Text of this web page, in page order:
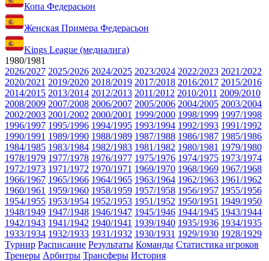
Копа Федерасьон
Женская Примера Федерасьон
Kings League (медиалига)
1980/1981
2026/2027 2025/2026 2024/2025 2023/2024 2022/2023 2021/2022
2020/2021 2019/2020 2018/2019 2017/2018 2016/2017 2015/2016
2014/2015 2013/2014 2012/2013 2011/2012 2010/2011 2009/2010
2008/2009 2007/2008 2006/2007 2005/2006 2004/2005 2003/2004
2002/2003 2001/2002 2000/2001 1999/2000 1998/1999 1997/1998
1996/1997 1995/1996 1994/1995 1993/1994 1992/1993 1991/1992
1990/1991 1989/1990 1988/1989 1987/1988 1986/1987 1985/1986
1984/1985 1983/1984 1982/1983 1981/1982 1980/1981 1979/1980
1978/1979 1977/1978 1976/1977 1975/1976 1974/1975 1973/1974
1972/1973 1971/1972 1970/1971 1969/1970 1968/1969 1967/1968
1966/1967 1965/1966 1964/1965 1963/1964 1962/1963 1961/1962
1960/1961 1959/1960 1958/1959 1957/1958 1956/1957 1955/1956
1954/1955 1953/1954 1952/1953 1951/1952 1950/1951 1949/1950
1948/1949 1947/1948 1946/1947 1945/1946 1944/1945 1943/1944
1942/1943 1941/1942 1940/1941 1939/1940 1935/1936 1934/1935
1933/1934 1932/1933 1931/1932 1930/1931 1929/1930 1928/1929
Турнир Расписание Результаты Команды Статистика игроков
Тренеры Арбитры Трансферы История